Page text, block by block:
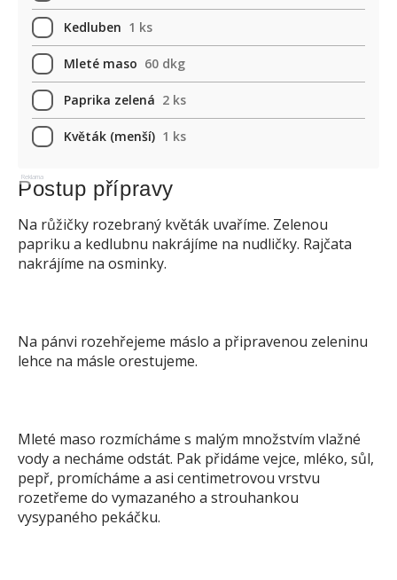
Kedluben 1 ks
Mleté maso 60 dkg
Paprika zelená 2 ks
Květák (menší) 1 ks
Reklama
Postup přípravy
Na růžičky rozebraný květák uvaříme. Zelenou
papriku a kedlubnu nakrájíme na nudličky. Rajčata
nakrájíme na osminky.
Na pánvi rozehřejeme máslo a připravenou zeleninu
lehce na másle orestujeme.
Mleté maso rozmícháme s malým množstvím vlažné
vody a necháme odstát. Pak přidáme vejce, mléko, sůl,
pepř, promícháme a asi centimetrovou vrstvu
rozetřeme do vymazaného a strouhankou
vysypaného pekáčku.